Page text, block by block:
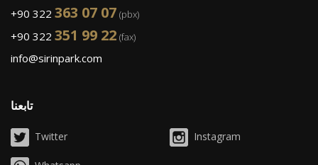
+90 322 363 07 07 (pbx)
+90 322 351 99 22 (fax)
info@sirinpark.com
تابعنا
Twitter Instagram